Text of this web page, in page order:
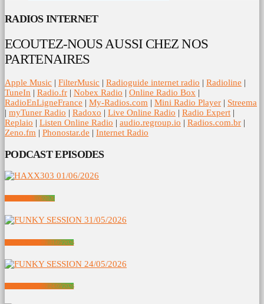
RADIOS INTERNET
ECOUTEZ-NOUS AUSSI CHEZ NOS
PARTENAIRES
Apple Music | FilterMusic | Radioguide internet radio | Radioline |
TuneIn | Radio.fr | Nobex Radio | Online Radio Box |
RadioEnLigneFrance | My-Radios.com | Mini Radio Player | Streema
| myTuner Radio | Radoxo | Live Online Radio | Radio Expert |
Replaio | Listen Online Radio | audio.regroup.io | Radios.com.br |
Zeno.fm | Phonostar.de | Internet Radio
PODCAST EPISODES
HAXX303 01/06/2026
FUNKY SESSION 31/05/2026
FUNKY SESSION 24/05/2026